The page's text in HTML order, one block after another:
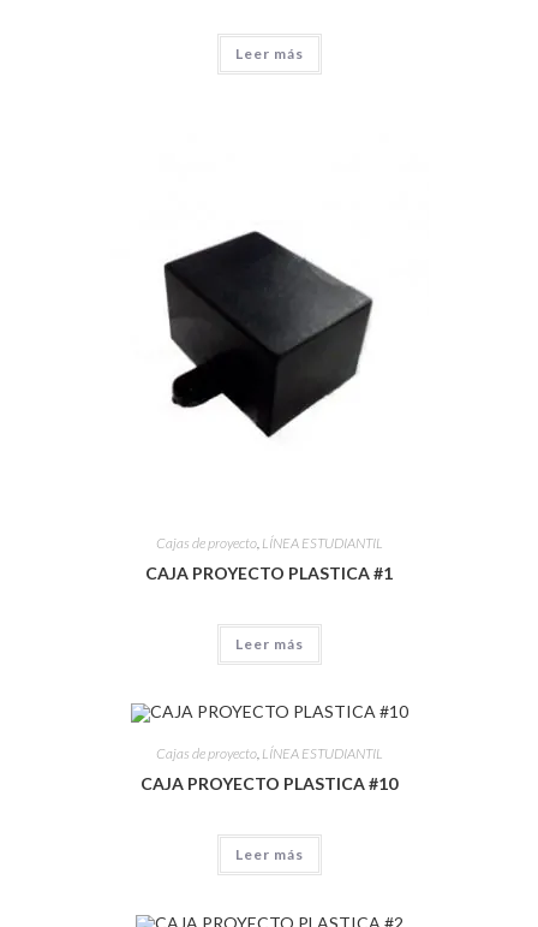
Leer más
Cajas de proyecto, LÍNEA ESTUDIANTIL
CAJA PROYECTO PLASTICA #1
Leer más
Cajas de proyecto, LÍNEA ESTUDIANTIL
CAJA PROYECTO PLASTICA #10
Leer más